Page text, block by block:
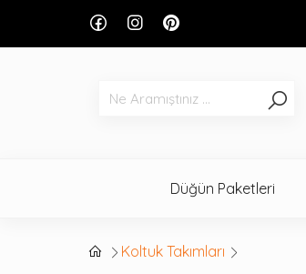
Düğün Paketleri
Koltuk Takımları